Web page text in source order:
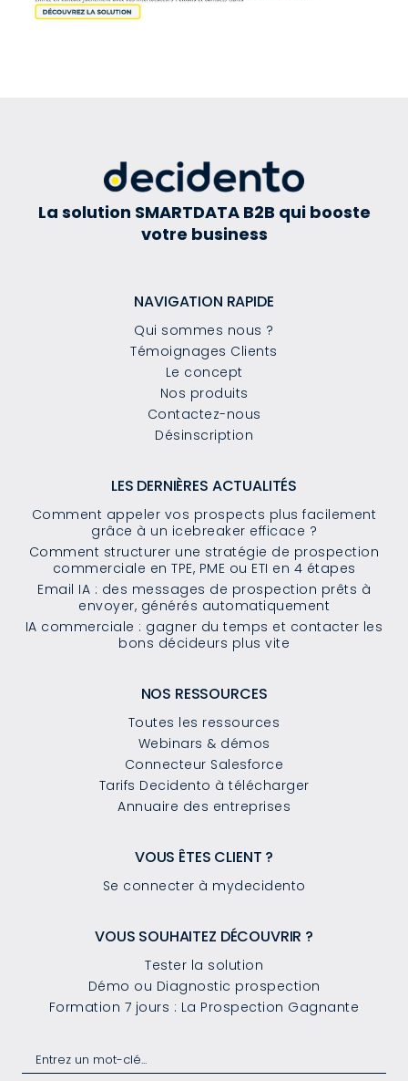
La solution SMARTDATA B2B qui booste
votre business
NAVIGATION RAPIDE
Qui sommes nous ?
Témoignages Clients
Le concept
Nos produits
Contactez-nous
Désinscription
LES DERNIÈRES ACTUALITÉS
Comment appeler vos prospects plus facilement
grâce à un icebreaker efficace ?
Comment structurer une stratégie de prospection
commerciale en TPE, PME ou ETI en 4 étapes
Email IA : des messages de prospection prêts à
envoyer, générés automatiquement
IA commerciale : gagner du temps et contacter les
bons décideurs plus vite
NOS RESSOURCES
Toutes les ressources
Webinars & démos
Connecteur Salesforce
Tarifs Decidento à télécharger
Annuaire des entreprises
VOUS ÊTES CLIENT ?
Se connecter à mydecidento
VOUS SOUHAITEZ DÉCOUVRIR ?
Tester la solution
Démo ou Diagnostic prospection
Formation 7 jours : La Prospection Gagnante